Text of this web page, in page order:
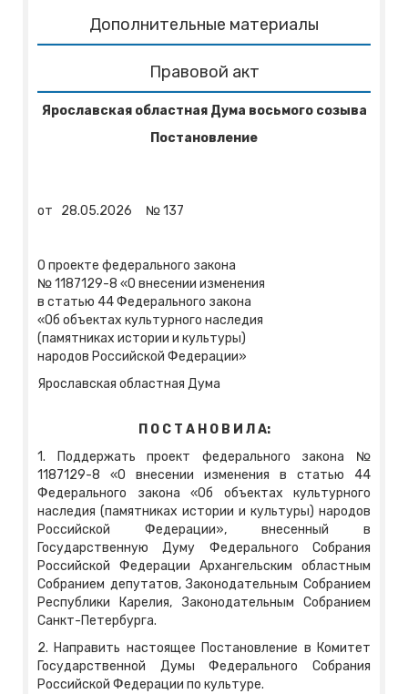
Дополнительные материалы
Правовой акт
Ярославская областная Дума восьмого созыва
Постановление
от 28.05.2026 №137
О проекте федерального закона
№ 1187129-8 «О внесении изменения
в статью 44 Федерального закона
«Об объектах культурного наследия
(памятниках истории и культуры)
народов Российской Федерации»
Ярославская областная Дума
П О С Т А Н О В И Л А:
1. Поддержать проект федерального закона №
1187129-8 «О внесении изменения в статью 44
Федерального закона «Об объектах культурного
наследия (памятниках истории и культуры) народов
Российской Федерации», внесенный в
Государственную Думу Федерального Собрания
Российской Федерации Архангельским областным
Собранием депутатов, Законодательным Собранием
Республики Карелия, Законодательным Собранием
Санкт-Петербурга.
2. Направить настоящее Постановление в Комитет
Государственной Думы Федерального Собрания
Российской Федерации по культуре.